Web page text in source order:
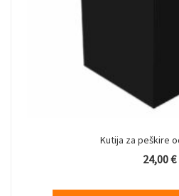
Kutija za peškire
24,00€